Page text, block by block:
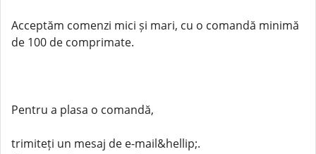
Acceptăm comenzi mici și mari, cu o comandă minimă
de 100 de comprimate.
Pentru a plasa o comandă,
trimiteți un mesaj de e-mail&hellip;.